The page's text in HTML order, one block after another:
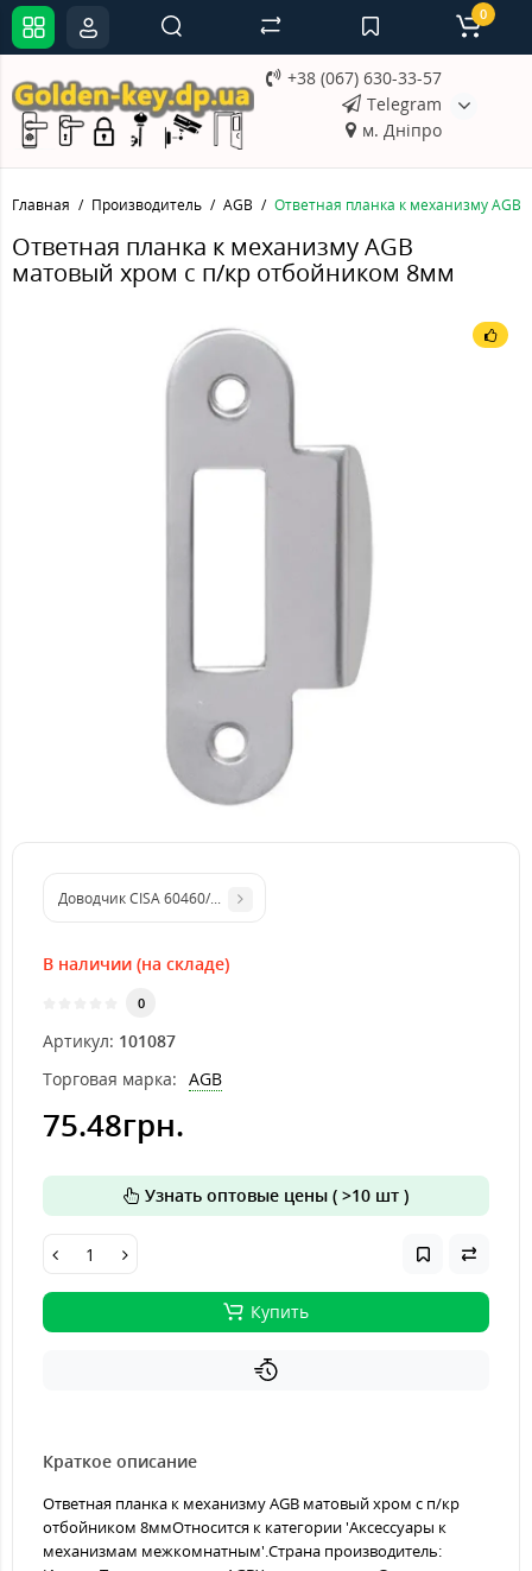
+38 (067) 630-33-57
Telegram
м. Дніпро
0
Главная Производитель AGB Ответная планка к механизму
Ответная планка к механизму AGB
матовый хром с п/кр отбойником 8мм
Доводчик CISA 60460/60470.03.0.45 STD до 80 кг белый
В наличии (на складе)
0
Артикул: 101087
Торговая марка: AGB
75.48грн.
Узнать оптовые цены ( >10 шт )
Купить
Краткое описание
Ответная планка к механизму AGB матовый хром с п/кр
отбойником 8ммОтносится к категории 'Аксессуары к
механизмам межкомнатным'.Страна производитель: